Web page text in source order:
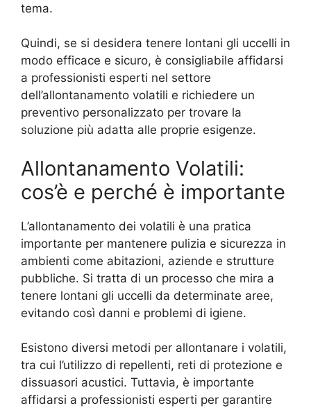
tema.
Quindi, se si desidera tenere lontani gli uccelli in
modo efficace e sicuro, è consigliabile affidarsi
a professionisti esperti nel settore
dell’allontanamento volatili e richiedere un
preventivo personalizzato per trovare la
soluzione più adatta alle proprie esigenze.
Allontanamento Volatili:
cos’è e perché è importante
L’allontanamento dei volatili è una pratica
importante per mantenere pulizia e sicurezza in
ambienti come abitazioni, aziende e strutture
pubbliche. Si tratta di un processo che mira a
tenere lontani gli uccelli da determinate aree,
evitando così danni e problemi di igiene.
Esistono diversi metodi per allontanare i volatili,
tra cui l’utilizzo di repellenti, reti di protezione e
dissuasori acustici. Tuttavia, è importante
affidarsi a professionisti esperti per garantire